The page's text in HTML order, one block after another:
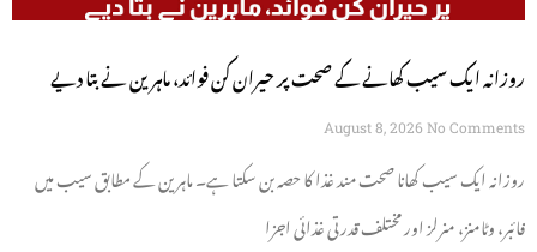
روزانہ ایک سیب کھانے کے صحت پر حیران کن فوائد، ماہرین نے بتا دیے
August 8, 2026 No Comments
روزانہ ایک سیب کھانا صحت مند غذا کا حصہ بن سکتا ہے۔ ماہرین کے مطابق سیب میں
فائبر، وٹامنز، منرلز اور مختلف قدرتی غذائی اجزا